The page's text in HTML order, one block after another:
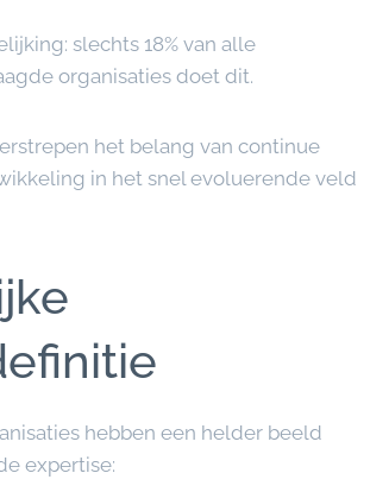
slechts 18% van alle
organisaties doet dit.
het belang van continue
in het snel evoluerende veld
hebben een helder beeld
expertise: